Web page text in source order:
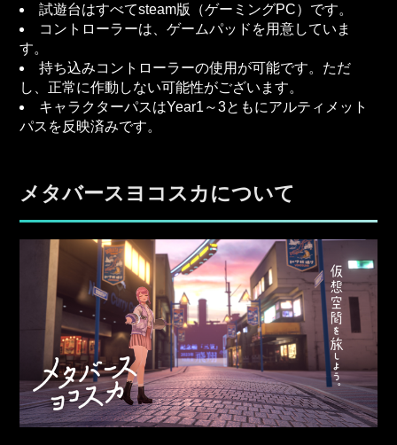
試遊台はすべてsteam版（ゲーミングPC）です。
コントローラーは、ゲームパッドを用意していま
す。
持ち込みコントローラーの使用が可能です。ただ
し、正常に作動しない可能性がございます。
キャラクターパスはYear1～3ともにアルティメット
パスを反映済みです。
メタバースヨコスカについて